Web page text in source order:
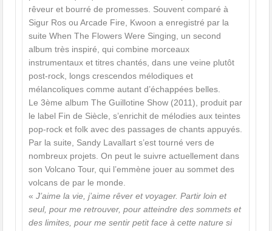
rêveur et bourré de promesses. Souvent comparé à
Sigur Ros ou Arcade Fire, Kwoon a enregistré par la
suite When The Flowers Were Singing, un second
album très inspiré, qui combine morceaux
instrumentaux et titres chantés, dans une veine plutôt
post-rock, longs crescendos mélodiques et
mélancoliques comme autant d’échappées belles.
Le 3ème album The Guillotine Show (2011), produit par
le label Fin de Siècle, s’enrichit de mélodies aux teintes
pop-rock et folk avec des passages de chants appuyés.
Par la suite, Sandy Lavallart s’est tourné vers de
nombreux projets. On peut le suivre actuellement dans
son Volcano Tour, qui l’emmène jouer au sommet des
volcans de par le monde.
«J’aime la vie, j’aime rêver et voyager. Partir loin et
seul, pour me retrouver, pour atteindre des sommets et
des limites, pour me sentir petit face à cette nature si